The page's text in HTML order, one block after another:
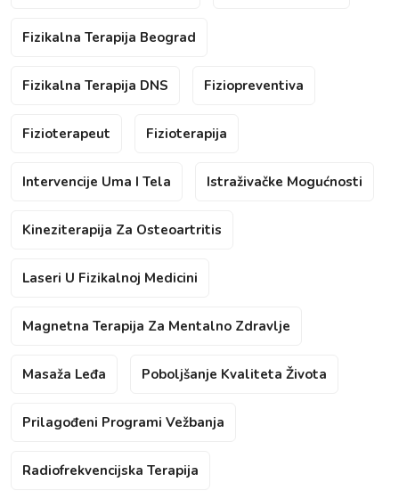
Fizikalna Terapija Beograd
Fizikalna Terapija DNS Fiziopreventiva
Fizioterapeut Fizioterapija
Intervencije Uma I Tela Istraživačke Mogućnosti
Kineziterapija Za Osteoartritis
Laseri U Fizikalnoj Medicini
Magnetna Terapija Za Mentalno Zdravlje
Masaža Leđa Poboljšanje Kvaliteta Života
Prilagođeni Programi Vežbanja
Radiofrekvencijska Terapija